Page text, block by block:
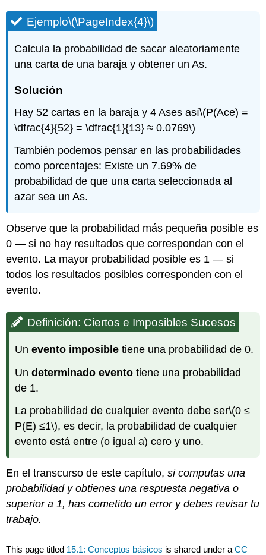
Ejemplo\(\PageIndex{4}\)
Calcula la probabilidad de sacar aleatoriamente
una carta de una baraja y obtener un As.
Solución
Hay 52 cartas en la baraja y 4 Ases así\(P(Ace) =
\dfrac{4}{52} = \dfrac{1}{13} ≈ 0.0769\)
También podemos pensar en las probabilidades
como porcentajes: Existe un 7.69% de
probabilidad de que una carta seleccionada al
azar sea un As.
Observe que la probabilidad más pequeña posible es
0 — si no hay resultados que correspondan con el
evento. La mayor probabilidad posible es 1 — si
todos los resultados posibles corresponden con el
evento.
Definición: Ciertos e Imposibles Sucesos
Unevento imposible tiene una probabilidad de 0.
Undeterminado evento tiene una probabilidad
de 1.
La probabilidad de cualquier evento debe ser\(0 ≤
P(E) ≤1\), es decir, la probabilidad de cualquier
evento está entre (o igual a) cero y uno.
En el transcurso de este capítulo,si computas una
probabilidad y obtienes una respuesta negativa o
superior a 1, has cometido un error y debes revisar tu
trabajo.
This page titled 15.1: Conceptos básicos is shared under aCC